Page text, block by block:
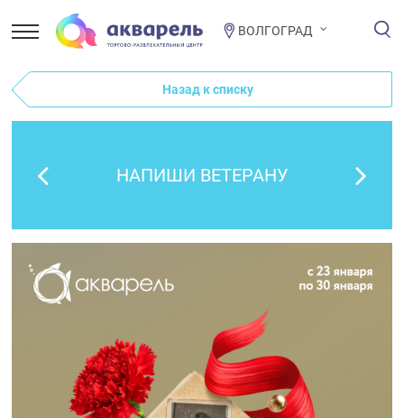
ВОЛГОГРАД
Назад к списку
НАПИШИ ВЕТЕРАНУ